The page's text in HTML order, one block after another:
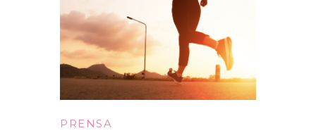
PRENSA